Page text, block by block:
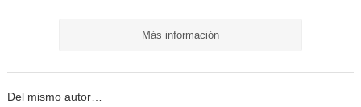
Más información
Del mismo autor…